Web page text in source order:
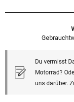
Du vermisst
Motorrad?
uns darüber.